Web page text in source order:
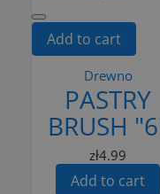
Add to cart
Drewno
PASTRY
BRUSH
zł4.99
Add to cart